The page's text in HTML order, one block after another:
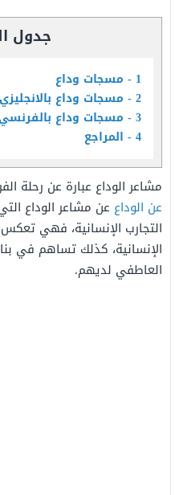
جدول
1
مسجات وداع
2 مسجات وداع بالانجليزي
3 مسجات وداع بالفرنسي
4 المراجع
مشاعر الوداع عبارة عن رحلة
عن الوداع عن مشاعر الوداع
التجارب الإنسانية، فهي تعكس
الإنسانية، كذلك تساهم في
العاطفي لديهم.